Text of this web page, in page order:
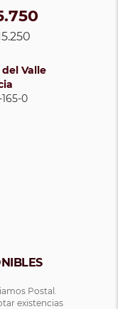
Valle
0
Postal.
existencias